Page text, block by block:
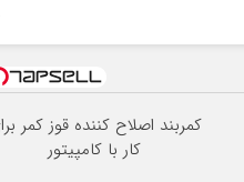
کمربند اصلاح کننده قوز کمر
کار با کامپیتور